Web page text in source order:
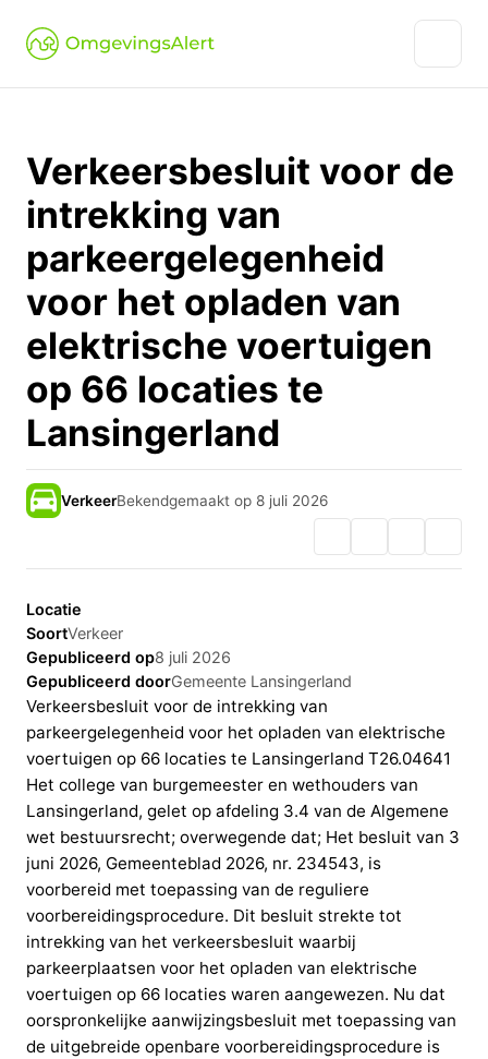
Verkeersbesluit voor de
intrekking van
parkeergelegenheid
voor het opladen van
elektrische voertuigen
op 66 locaties te
Lansingerland
VerkeerBekendgemaakt op 8 juli 2026
Locatie
SoortVerkeer
Gepubliceerd op8 juli 2026
Gepubliceerd doorGemeente Lansingerland
Verkeersbesluit voor de intrekking van
parkeergelegenheid voor het opladen van elektrische
voertuigen op 66 locaties te Lansingerland T26.04641
Het college van burgemeester en wethouders van
Lansingerland, gelet op afdeling 3.4 van de Algemene
wet bestuursrecht; overwegende dat; Het besluit van 3
juni 2026, Gemeenteblad 2026, nr. 234543, is
voorbereid met toepassing van de reguliere
voorbereidingsprocedure. Dit besluit strekte tot
intrekking van het verkeersbesluit waarbij
parkeerplaatsen voor het opladen van elektrische
voertuigen op 66 locaties waren aangewezen. Nu dat
oorspronkelijke aanwijzingsbesluit met toepassing van
de uitgebreide openbare voorbereidingsprocedure is